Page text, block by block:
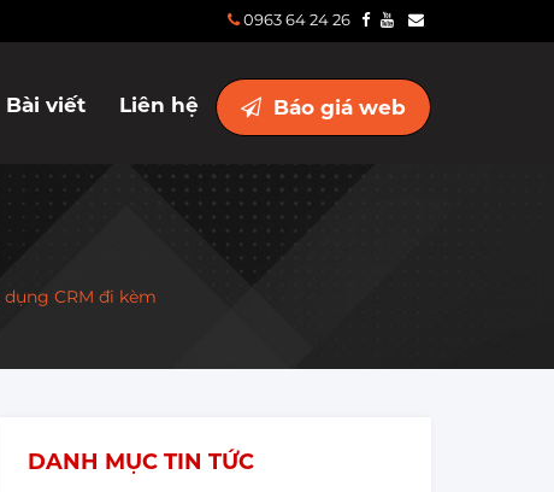
0963 64 24 26
Bài viết Liên hệ Báo giá web
CRM đi kèm
DANH MỤC TIN TỨC